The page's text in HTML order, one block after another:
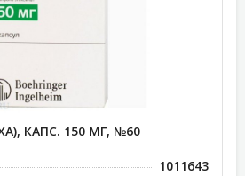
КАПС. 150 МГ, №60
1011643